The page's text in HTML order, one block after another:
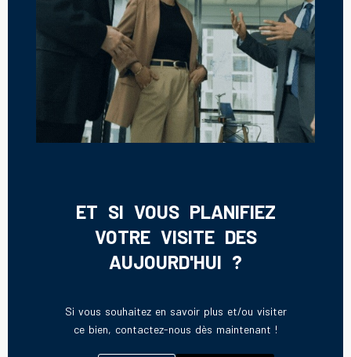
ET SI VOUS PLANIFIEZ
VOTRE VISITE DES
AUJOURD'HUI ?
Si vous souhaitez en savoir plus et/ou visiter
ce bien, contactez-nous dès maintenant !